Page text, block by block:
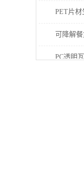
PET片材
可降解
PC透明